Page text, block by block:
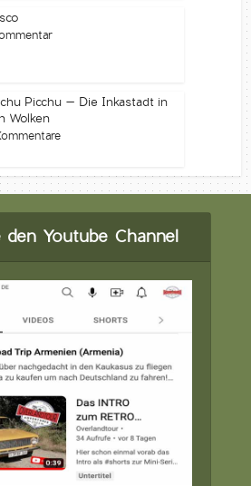
Picchu – Die Inkastadt in
Wolken
den Youtube Channel